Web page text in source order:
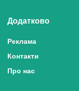
Додатково
Реклама
Контакти
Про нас